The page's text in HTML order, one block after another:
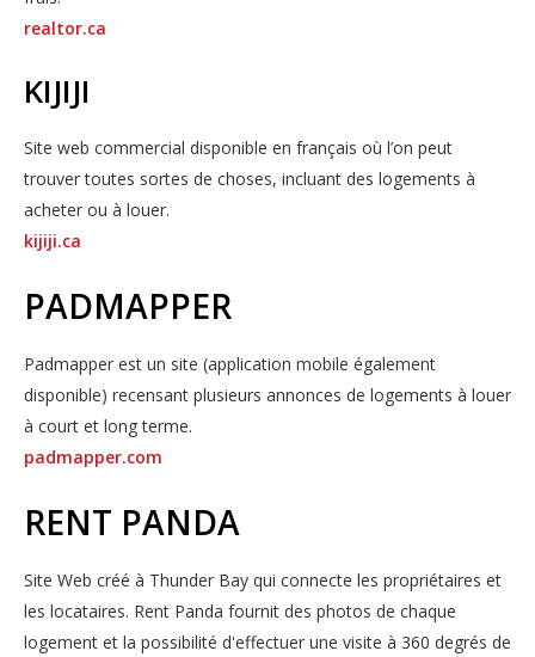
realtor.ca
KIJIJI
Site web commercial disponible en français où l’on peut
trouver toutes sortes de choses, incluant des logements à
acheter ou à louer.
kijiji.ca
PADMAPPER
Padmapper est un site (application mobile également
disponible) recensant plusieurs annonces de logements à louer
à court et long terme.
padmapper.com
RENT PANDA
Site Web créé à Thunder Bay qui connecte les propriétaires et
les locataires. Rent Panda fournit des photos de chaque
logement et la possibilité d'effectuer une visite à 360 degrés de